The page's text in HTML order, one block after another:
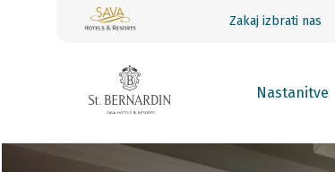
Zakaj izbrati nas
Nastanitve